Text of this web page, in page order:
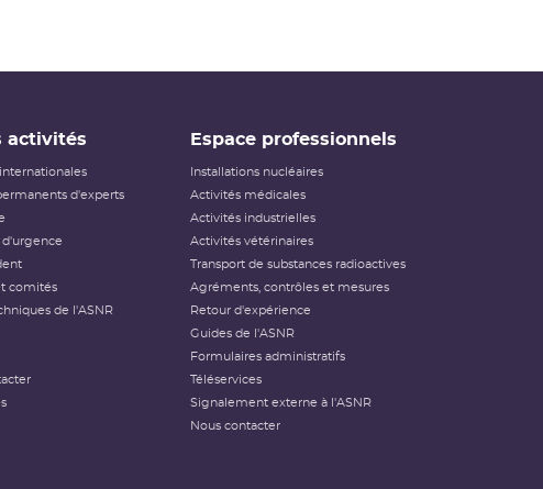
activités
d'experts
d'urgence
comités
de l'ASNR
Espace professionnels
Installations nucléaires
Activités médicales
Activités industrielles
Activités vétérinaires
Transport de substances radioactives
Agréments, contrôles et mesures
Retour d'expérience
Guides de l'ASNR
Formulaires administratifs
Téléservices
Signalement externe à l'ASNR
Nous contacter